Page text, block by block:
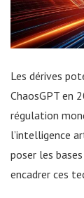
Les dérives
ChaosGPT en
régulation
l’intelligence
poser les
encadrer ces